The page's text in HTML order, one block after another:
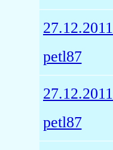
27.12.2011
petl87
27.12.2011
petl87